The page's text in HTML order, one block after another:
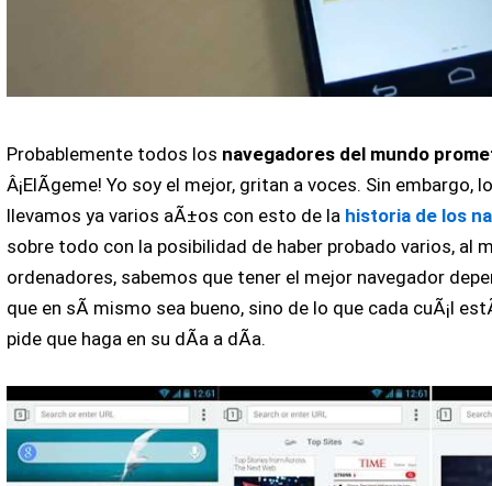
Probablemente todos los navegadores del mundo
Â¡ElÃ­geme! Yo soy el mejor, gritan a voces. Sin embargo,
llevamos ya varios aÃ±os con esto de la historia de los
sobre todo con la posibilidad de haber probado varios, al
ordenadores, sabemos que tener el mejor navegador
que en sÃ­ mismo sea bueno, sino de lo que cada cuÃ¡l
pide que haga en su dÃ­a a dÃ­a.